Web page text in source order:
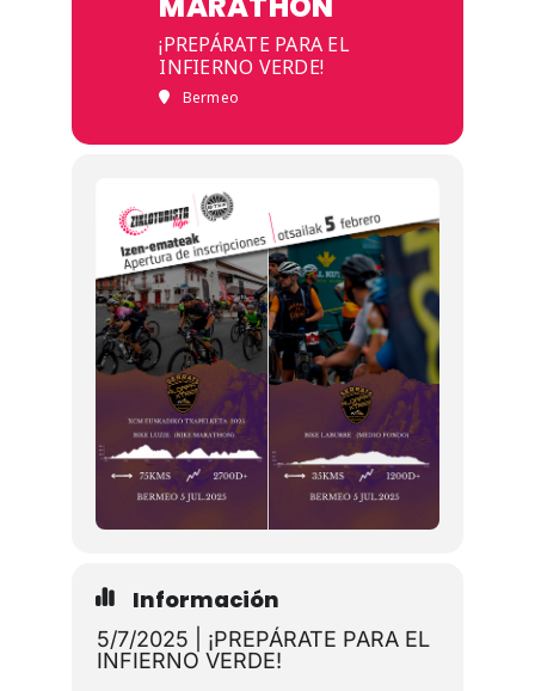
¡PREPÁRATE PARA EL
INFIERNO VERDE!
Bermeo
Información
5/7/2025 | ¡PREPÁRATE PARA EL
INFIERNO VERDE!